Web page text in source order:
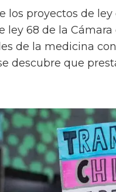
los proyectos de ley
ley 68 de la
de la medicina
descubre que